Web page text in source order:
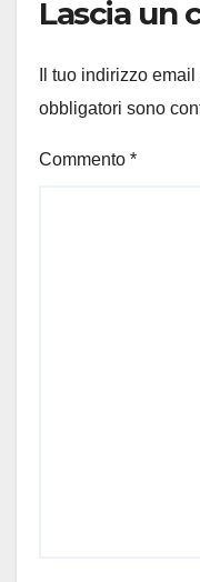
Lascia un
Il tuo indirizzo
obbligatori sono
Commento *